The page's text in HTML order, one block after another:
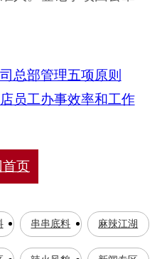
总部管理五项原则
员工办事效率和工作
页
串串底料 麻辣江湖